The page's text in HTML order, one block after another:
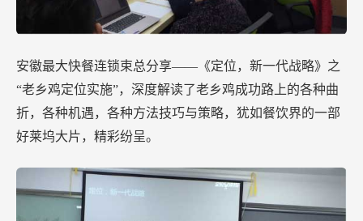
安徽最大快餐连锁束总分享——《定位，新一代战略》之
“老乡鸡定位实施”，深度解读了老乡鸡成功路上的各种曲
折，各种机遇，各种方法技巧与策略，犹如餐饮界的一部
好莱坞大片，精彩纷呈。